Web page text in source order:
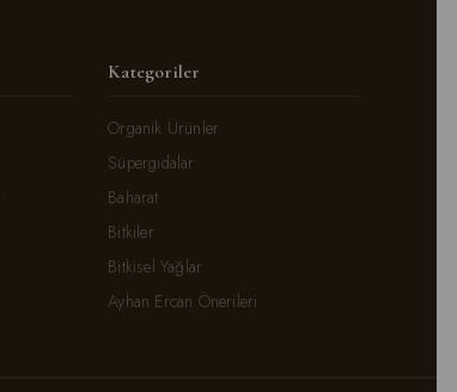
Kategoriler
Organik Ürünler
Süpergıdalar
Baharat
Bitkiler
Bitkisel Yağlar
Ayhan Ercan Önerileri